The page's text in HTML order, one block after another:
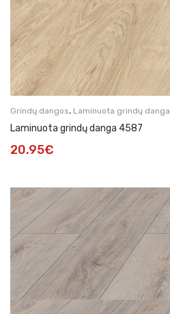
Grindų dangos, Laminuota grindų danga
Laminuota grindų danga 4587
20.95€